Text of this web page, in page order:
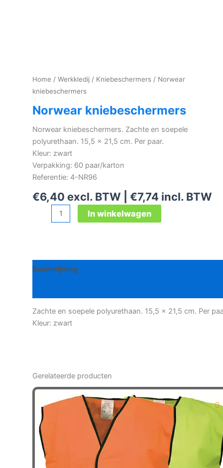
Home / Werkkledij / Kniebeschermers / Norwear
kniebeschermers
Norwear kniebeschermers
Norwear kniebeschermers. Zachte en soepele
polyurethaan. 15,5 x 21,5 cm. Per paar.
Kleur: zwart
Verpakking: 60 paar/karton
Referentie: 4-NR96
€6,40 excl. BTW | €7,74 incl. BTW
Norwear
kniebeschermers
In winkelwagen
Beschrijving
Zachte en soepele polyurethaan. 15,5 x 21,5 cm. Per
Kleur: zwart
Gerelateerde producten